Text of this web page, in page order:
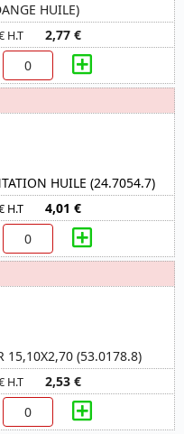
HUILE)
H.T 2,77 €
HUILE (24.7054.7)
H.T 4,01 €
15,10X2,70 (53.0178.8)
H.T 2,53 €